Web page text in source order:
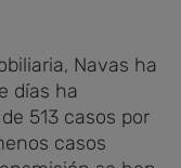
Navas ha
días ha
513 casos por
casos